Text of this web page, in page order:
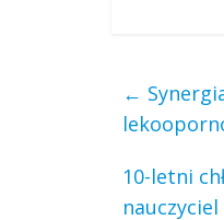
←
10-letni